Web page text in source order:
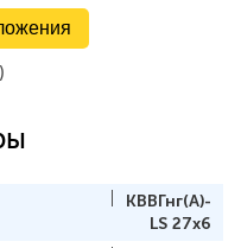
)
КВВГнг(А)-
LS 27х6